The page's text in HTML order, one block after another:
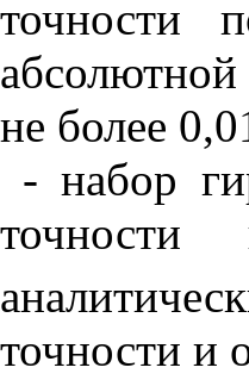
точности
не более
- набор
точности и